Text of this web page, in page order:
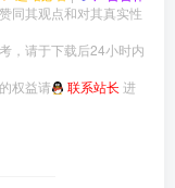
同其观点和对其真实性
，请于下载后24小时内
权益请 联系站长 进